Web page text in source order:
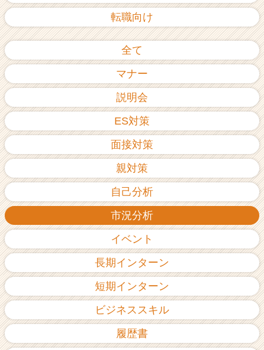
転職向け
全て
マナー
説明会
ES対策
面接対策
親対策
自己分析
市況分析
イベント
長期インターン
短期インターン
ビジネススキル
履歴書